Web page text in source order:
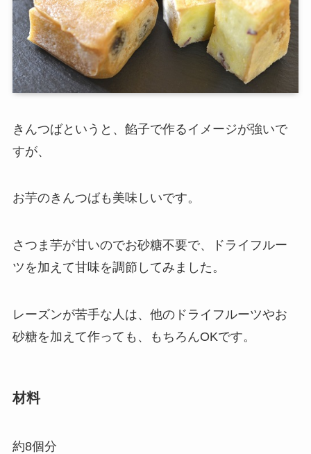
きんつばというと、餡子で作るイメージが強いで
すが、
お芋のきんつばも美味しいです。
さつま芋が甘いのでお砂糖不要で、ドライフルー
ツを加えて甘味を調節してみました。
レーズンが苦手な人は、他のドライフルーツやお
砂糖を加えて作っても、もちろんOKです。
材料
約8個分